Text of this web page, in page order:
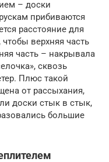
– доски
прибиваются
расстояние для
верхняя часть
часть – накрывала
сквозь
Плюс такой
от рассыхания,
доски стык в стык,
большие